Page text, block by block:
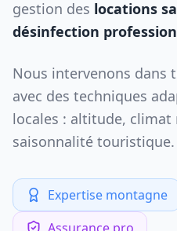
gestion des locations
désinfection
Nous intervenons dans
avec des techniques
locales : altitude, climat
saisonnalité touristique.
Expertise montagne